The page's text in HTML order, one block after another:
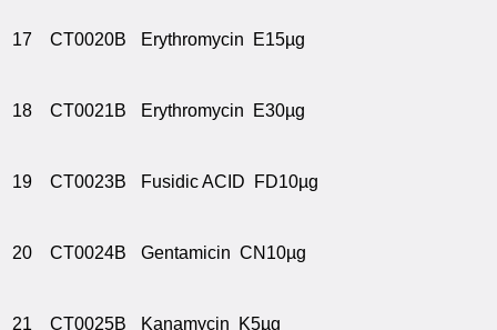
17 CT0020B Erythromycin E15µg
18 CT0021B Erythromycin E30µg
19 CT0023B Fusidic ACID FD10µg
20 CT0024B Gentamicin CN10µg
21 CT0025B Kanamycin K5µg